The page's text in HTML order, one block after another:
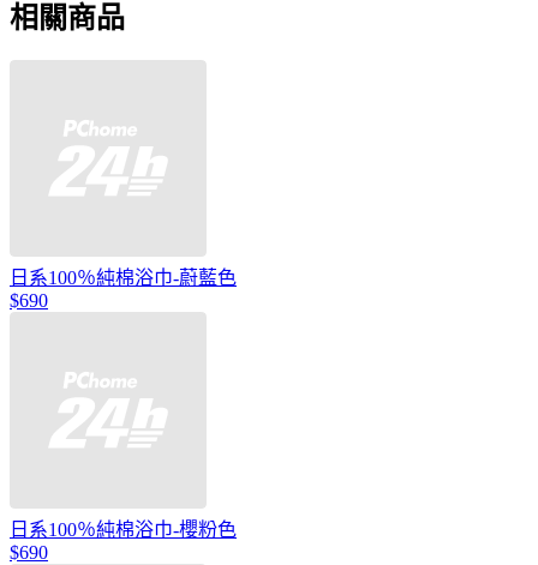
相關商品
日系100％純棉浴巾-蔚藍色
$690
日系100％純棉浴巾-櫻粉色
$690